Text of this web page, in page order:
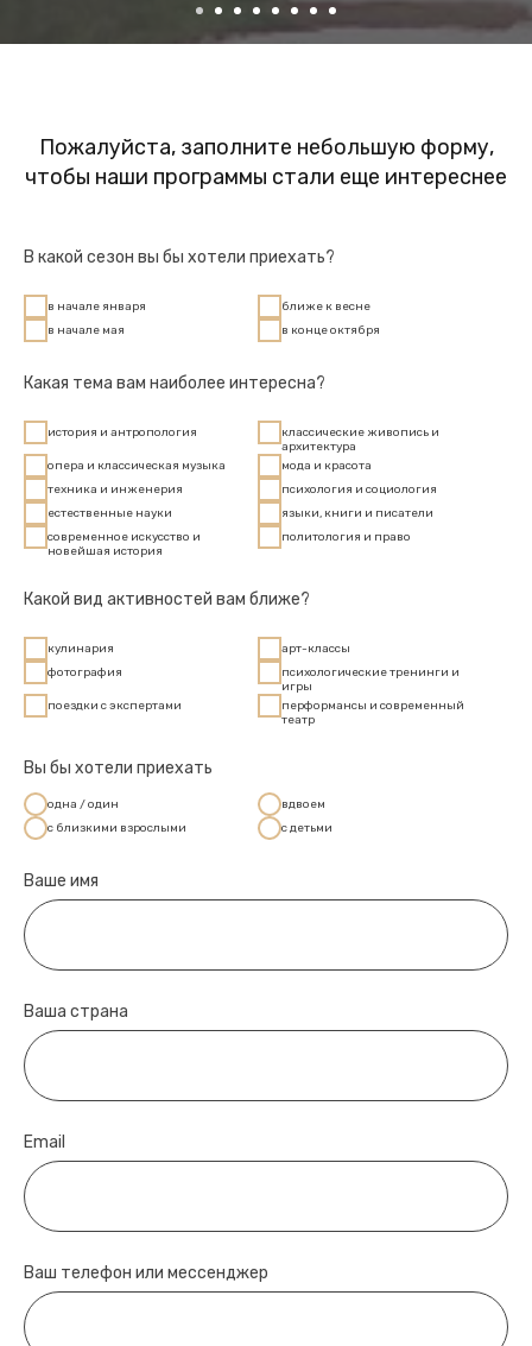
Пожалуйста, заполните небольшую форму,
чтобы наши программы стали еще интереснее
В какой сезон вы бы хотели приехать?
в начале января
ближе к весне
в начале мая
в конце октября
Какая тема вам наиболее интересна?
история и антропология
классические живопись и
архитектура
опера и классическая музыка
мода и красота
техника и инженерия
психология и социология
естественные науки
языки, книги и писатели
современное искусство и
новейшая история
политология и право
Какой вид активностей вам ближе?
кулинария
арт-классы
фотография
психологические тренинги и
игры
поездки с экспертами
перформансы и современный
театр
Вы бы хотели приехать
одна / один
вдвоем
с близкими взрослыми
с детьми
Ваше имя
Ваша страна
Email
Ваш телефон или мессенджер